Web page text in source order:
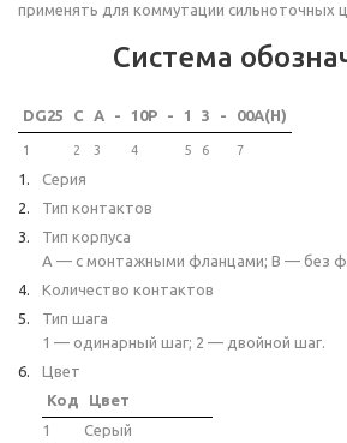
применять для коммутации сильноточных
Система
DG25 C A - 10P - 1 3 - 00A(H)
1 2 3 4 5 6 7
Серия
Тип контактов
Тип корпуса
A — с монтажными фланцами; B — без
Количество контактов
Тип шага
1 — одинарный шаг; 2 — двойной шаг.
Цвет
Код
Цвет
1
Серый